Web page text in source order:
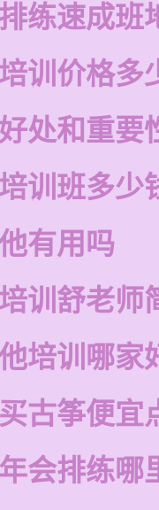
练速成班
训价格多
处和重要
训班多少
有用吗
训舒老师
培训哪家
古筝便宜
会排练哪